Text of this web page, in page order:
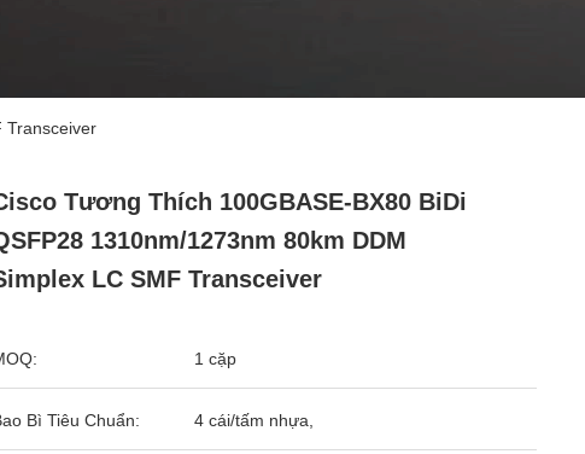
Transceiver
Tương Thích 100GBASE-BX80 BiDi
1310nm/1273nm 80km DDM
LC SMF Transceiver
1 cặp
Bì Tiêu Chuẩn: 4 cái/tấm nhựa,